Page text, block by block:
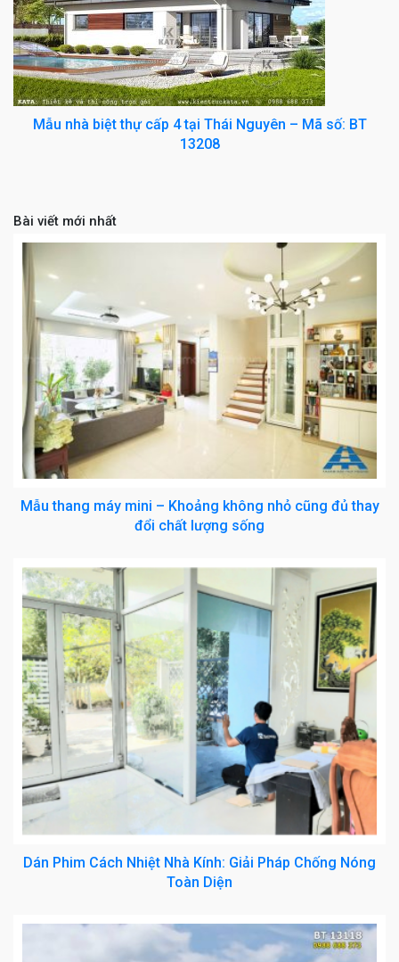
Mẫu nhà biệt thự cấp 4 tại Thái Nguyên – Mã số: BT
13208
Bài viết mới nhất
Mẫu thang máy mini – Khoảng không nhỏ cũng đủ thay
đổi chất lượng sống
Dán Phim Cách Nhiệt Nhà Kính: Giải Pháp Chống Nóng
Toàn Diện